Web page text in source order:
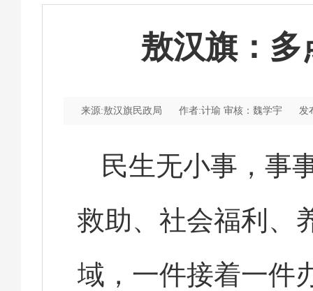
敖汉旗：多
来源:敖汉旗民政局 作者:计瑜 审核：魏学宇 发
民生无小事，事
救助、社会福利、
域，一件接着一件